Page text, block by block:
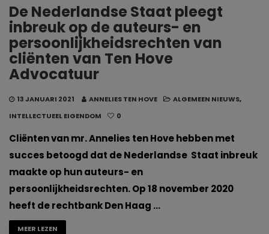
De Nederlandse Staat pleegt
inbreuk op de auteurs- en
persoonlijkheidsrechten van
cliënten van Ten Hove
Advocatuur
13 JANUARI 2021 ANNELIES TEN HOVE ALGEMEEN NIEUWS,
INTELLECTUEEL EIGENDOM
0
Cliënten van mr. Annelies ten Hove hebben met
succes betoogd dat de Nederlandse Staat inbreuk
maakte op hun auteurs- en
persoonlijkheidsrechten. Op 18 november 2020
heeft de rechtbank Den Haag …
MEER LEZEN